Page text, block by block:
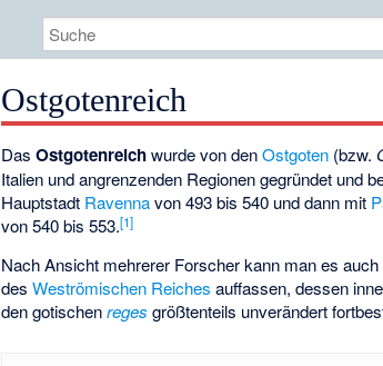
Ostgotenreich
DasOstgotenreichwurde von denOstgoten (bzw.
Italien und angrenzenden Regionen gegründet und
Hauptstadt Ravennavon 493 bis 540 und dann mit
von 540 bis 553.[1]
Nach Ansicht mehrerer Forscher kann man es
desWeströmischen Reiches auffassen, dessen
den gotischenreges größtenteils unverändert